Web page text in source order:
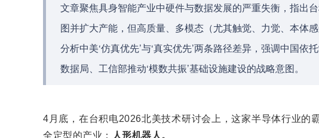
文章聚焦具身智能产业中硬件与数据发展的严重失衡，指出
图并扩大产能，但高质量、多模态（尤其触觉、力觉、本体
分析中美‘仿真优先’与‘真实优先’两条路径差异，强调中国
数据局、工信部推动‘模数共振’基础设施建设的战略意图。
4月底，在台积电2026北美技术研讨会上，这家半导体行业的
全定型的产业：
人形机器人。